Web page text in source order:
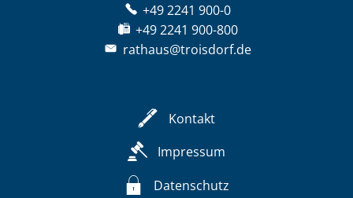
+49 2241 900-0
+49 2241 900-800
rathaus@troisdorf.de
Kontakt
Impressum
Datenschutz